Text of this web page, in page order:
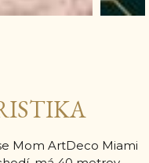
Mom ArtDeco Miami